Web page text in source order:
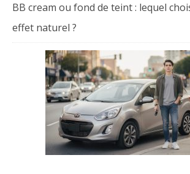
BB cream ou fond de teint : lequel
effet naturel ?